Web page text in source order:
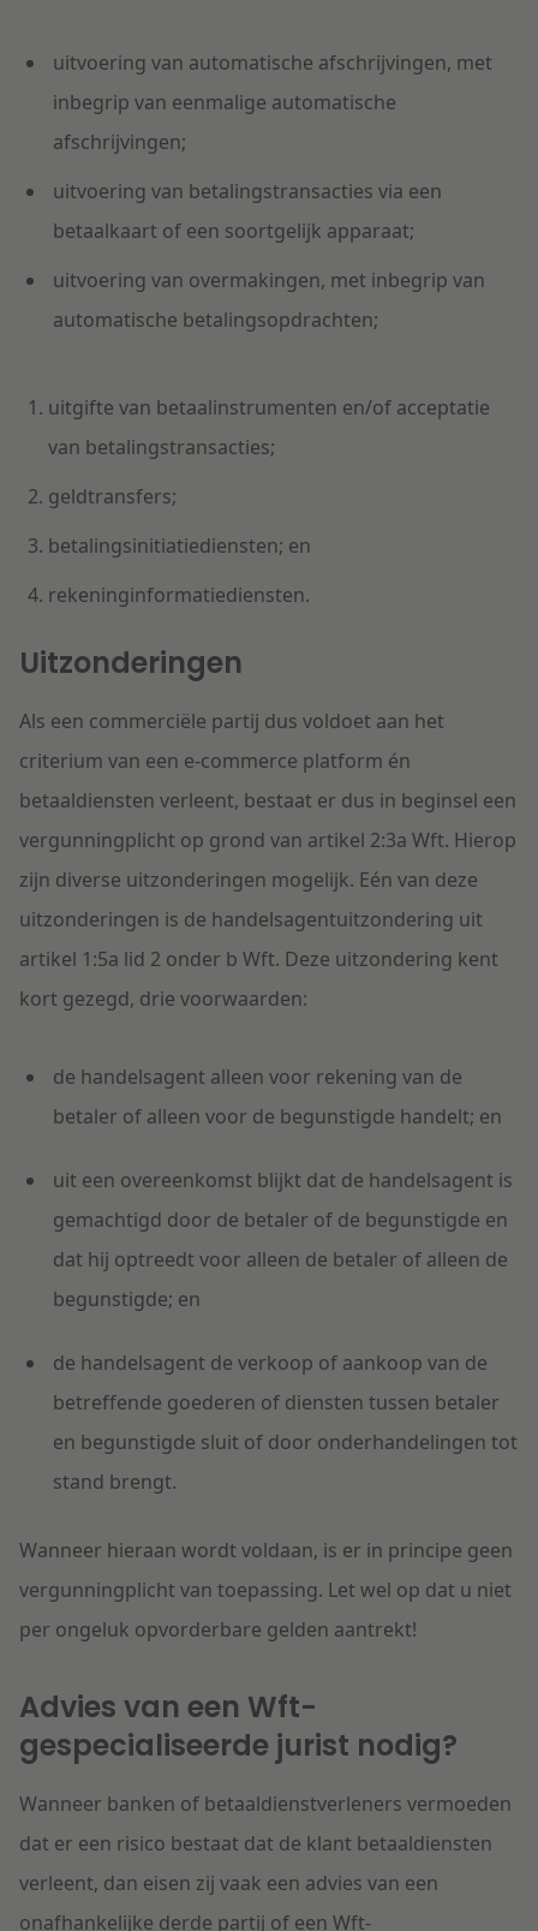
uitvoering van automatische afschrijvingen, met
inbegrip van eenmalige automatische
afschrijvingen;
uitvoering van betalingstransacties via een
betaalkaart of een soortgelijk apparaat;
uitvoering van overmakingen, met inbegrip van
automatische betalingsopdrachten;
uitgifte van betaalinstrumenten en/of acceptatie
van betalingstransacties;
geldtransfers;
betalingsinitiatiediensten; en
rekeninginformatiediensten.
Uitzonderingen
Als een commerciële partij dus voldoet aan het
criterium van een e-commerce platform én
betaaldiensten verleent, bestaat er dus in beginsel een
vergunningplicht op grond van artikel 2:3a Wft. Hierop
zijn diverse uitzonderingen mogelijk. Eén van deze
uitzonderingen is de handelsagentuitzondering uit
artikel 1:5a lid 2 onder b Wft. Deze uitzondering kent
kort gezegd, drie voorwaarden:
de handelsagent alleen voor rekening van de
betaler of alleen voor de begunstigde handelt; en
uit een overeenkomst blijkt dat de handelsagent is
gemachtigd door de betaler of de begunstigde en
dat hij optreedt voor alleen de betaler of alleen de
begunstigde; en
de handelsagent de verkoop of aankoop van de
betreffende goederen of diensten tussen betaler
en begunstigde sluit of door onderhandelingen tot
stand brengt.
Wanneer hieraan wordt voldaan, is er in principe geen
vergunningplicht van toepassing. Let wel op dat u niet
per ongeluk opvorderbare gelden aantrekt!
Advies van een Wft-
gespecialiseerde jurist nodig?
Wanneer banken of betaaldienstverleners vermoeden
dat er een risico bestaat dat de klant betaaldiensten
verleent, dan eisen zij vaak een advies van een
onafhankelijke derde partij of een Wft-